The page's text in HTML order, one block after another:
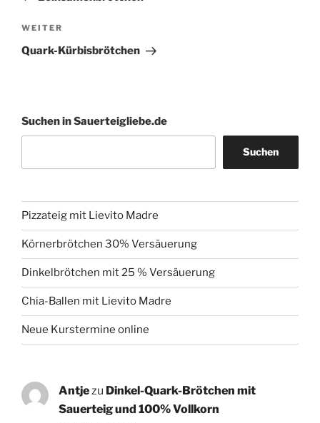
Nächster
Beitrag
WEITER
Quark-Kürbisbrötchen
Suchen in Sauerteigliebe.de
Suchen
Pizzateig mit Lievito Madre
Körnerbrötchen 30% Versäuerung
Dinkelbrötchen mit 25 % Versäuerung
Chia-Ballen mit Lievito Madre
Neue Kurstermine online
Antjezu Dinkel-Quark-Brötchen mit
Sauerteig und 100% Vollkorn